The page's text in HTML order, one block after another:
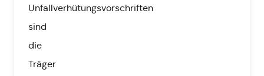
Unfallverhütungsvorschriften
sind
die
Träger